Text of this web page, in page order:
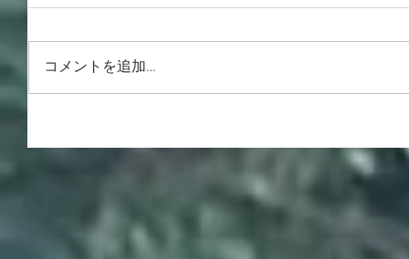
コメントを追加…